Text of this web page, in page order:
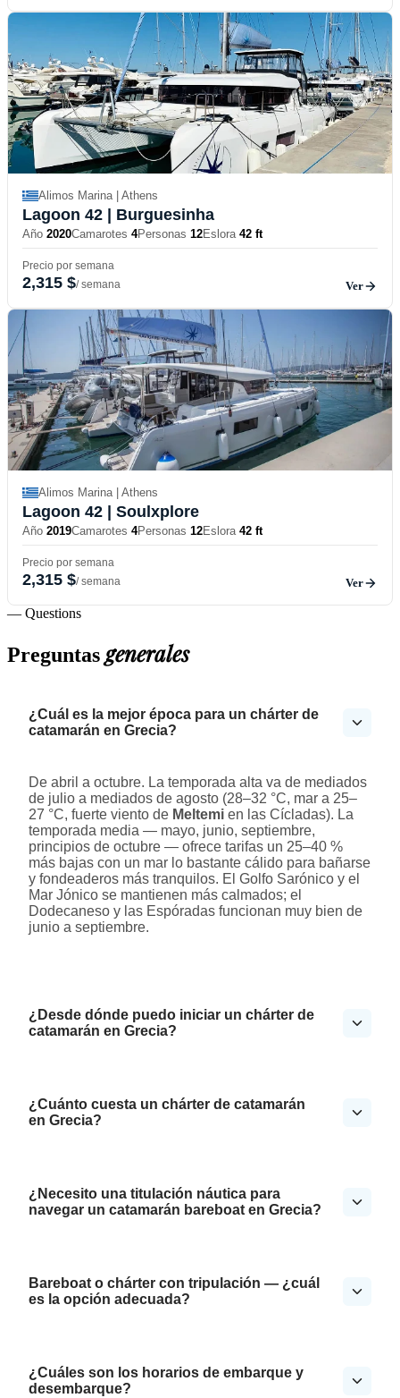
Alimos Marina | Athens
Lagoon 42 | Burguesinha
Año 2020Camarotes 4Personas 12Eslora 42 ft
Precio por semana
2,315 $/ semana Ver
Alimos Marina | Athens
Lagoon 42 | Soulxplore
Año 2019Camarotes 4Personas 12Eslora 42 ft
Precio por semana
2,315 $/ semana Ver
— Questions
Preguntasgenerales
¿Cuál es la mejor época para un chárter de
catamarán en Grecia?
De abril a octubre. La temporada alta va de mediados
de julio a mediados de agosto (28–32 °C, mar a 25–
27 °C, fuerte viento de Meltemi en las Cícladas). La
temporada media — mayo, junio, septiembre,
principios de octubre — ofrece tarifas un 25–40 %
más bajas con un mar lo bastante cálido para bañarse
y fondeaderos más tranquilos. El Golfo Sarónico y el
Mar Jónico se mantienen más calmados; el
Dodecaneso y las Espóradas funcionan muy bien de
junio a septiembre.
¿Desde dónde puedo iniciar un chárter de
catamarán en Grecia?
¿Cuánto cuesta un chárter de catamarán
en Grecia?
¿Necesito una titulación náutica para
navegar un catamarán bareboat en Grecia?
Bareboat o chárter con tripulación — ¿cuál
es la opción adecuada?
¿Cuáles son los horarios de embarque y
desembarque?